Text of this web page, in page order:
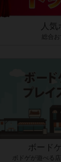
人気
総合
ボード
ボドゲが遊べる